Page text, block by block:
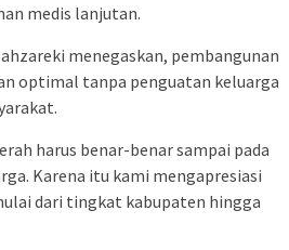
medis lanjutan.
menegaskan, pembangunan
optimal tanpa penguatan keluarga
harus benar-benar sampai pada
Karena itu kami mengapresiasi
dari tingkat kabupaten hingga